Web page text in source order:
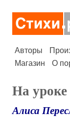
Авторы
Магазин
О
На
Алиса